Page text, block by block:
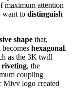
maximum attention
want to distinguish
shape that,
hexagonal.
as the 3K twill
riveting, the
coupling
Mivv logo created